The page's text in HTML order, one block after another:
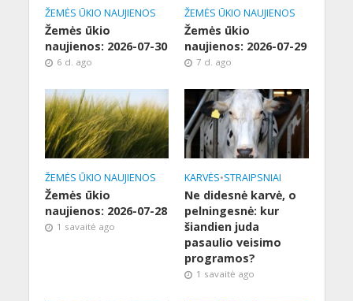
ŽEMĖS ŪKIO NAUJIENOS
Žemės ūkio
naujienos: 2026-07-30
6 d. ago
ŽEMĖS ŪKIO NAUJIENOS
Žemės ūkio
naujienos: 2026-07-29
7 d. ago
ŽEMĖS ŪKIO NAUJIENOS
Žemės ūkio
naujienos: 2026-07-28
1 savaitė ago
KARVĖS•STRAIPSNIAI
Ne didesnė karvė, o
pelningesnė: kur
šiandien juda
pasaulio veisimo
programos?
1 savaitė ago